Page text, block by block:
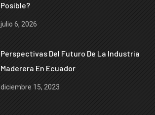
Posible?
julio 6, 2026
Perspectivas Del Futuro De La Industria
Maderera En Ecuador
diciembre 15, 2023